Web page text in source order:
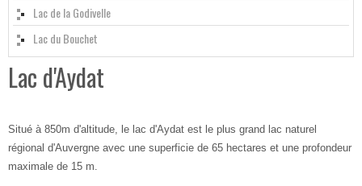
Lac de la Godivelle
Lac du Bouchet
Lac d'Aydat
Situé à 850m d'altitude, le lac d'Aydat est le plus grand lac naturel
régional d'Auvergne avec une superficie de 65 hectares et une profondeur
maximale de 15 m.